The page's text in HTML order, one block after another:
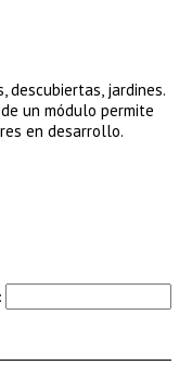
descubiertas, jardines.
un módulo permite
en desarrollo.